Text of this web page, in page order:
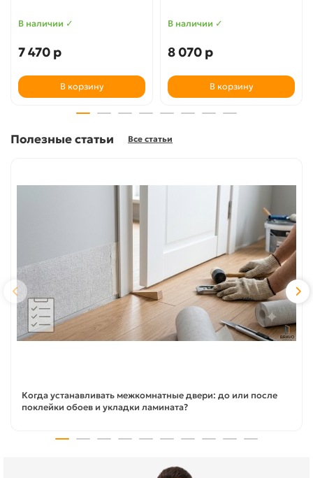
В наличии ✓
7 470 р
В корзину
В наличии ✓
8 070 р
В корзину
Полезные статьи Все статьи
Когда устанавливать межкомнатные двери: до или после
поклейки обоев и укладки ламината?